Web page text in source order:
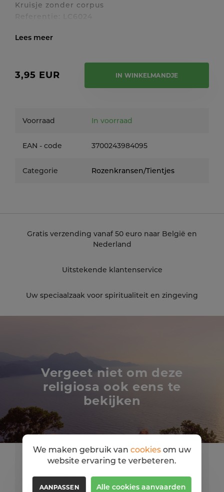
Kruisje zonder corpus
Referentie: LC6024
3,95 EUR IN WINKELMANDJE
Voorraad In voorraad
EAN - code 3700243984095
Categorie Rozenkransen/Tientjes
Gratis verzending vanaf 50 euro naar België en
Nederland
Uitstekende klantenservice
Uw speciaalzaak voor spiritualiteit en zingeving
Vergeet niet om deze
religiosa ook eens te
bekijken
We maken gebruik van cookiesom uw
website ervaring te verbeteren.
AANPASSEN Alle cookies aanvaarden